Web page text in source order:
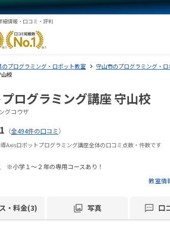
細情報・口コミ・評判
のプログラミング・ロボット教室 守山市のプログラミング・
校
ログラミング講座 守山校
グコウザ
（全494件の口コミ）
Axisロボットプログラミング講座全体の口コミ点数・件数です
※小学１～２年の専用コースあり！
教室情
・料金(3) 写真 口